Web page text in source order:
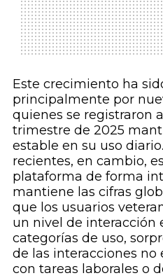
Este crecimiento ha
principalmente por
quienes se registraron
trimestre de 2025
estable en su uso
recientes, en cambio,
plataforma de forma
mantiene las cifras
que los usuarios
un nivel de interacción
categorías de uso,
de las interacciones no
con tareas laborales o